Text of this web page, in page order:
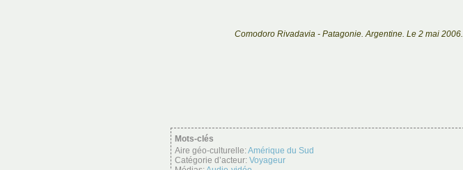
Comodoro Rivadavia - Patagonie. Argentine. Le 2 mai 2006.
Mots-clés
Aire géo-culturelle:Amérique du Sud
Catégorie d’acteur: Voyageur